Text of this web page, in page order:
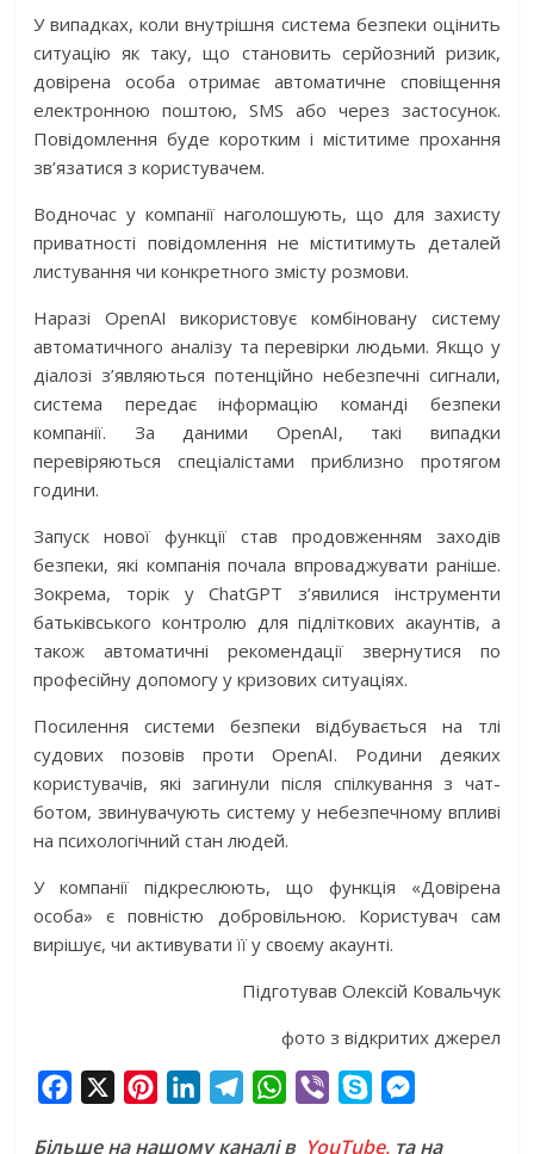
У випадках, коли внутрішня система безпеки оцінить
ситуацію як таку, що становить серйозний ризик,
довірена особа отримає автоматичне сповіщення
електронною поштою, SMS або через застосунок.
Повідомлення буде коротким і міститиме прохання
зв’язатися з користувачем.
Водночас у компанії наголошують, що для захисту
приватності повідомлення не міститимуть деталей
листування чи конкретного змісту розмови.
Наразі OpenAI використовує комбіновану систему
автоматичного аналізу та перевірки людьми. Якщо у
діалозі з’являються потенційно небезпечні сигнали,
система передає інформацію команді безпеки
компанії. За даними OpenAI, такі випадки
перевіряються спеціалістами приблизно протягом
години.
Запуск нової функції став продовженням заходів
безпеки, які компанія почала впроваджувати раніше.
Зокрема, торік у ChatGPT з’явилися інструменти
батьківського контролю для підліткових акаунтів, а
також автоматичні рекомендації звернутися по
професійну допомогу у кризових ситуаціях.
Посилення системи безпеки відбувається на тлі
судових позовів проти OpenAI. Родини деяких
користувачів, які загинули після спілкування з чат-
ботом, звинувачують систему у небезпечному впливі
на психологічний стан людей.
У компанії підкреслюють, що функція «Довірена
особа» є повністю добровільною. Користувач сам
вирішує, чи активувати її у своєму акаунті.
Підготував Олексій Ковальчук
фото з відкритих джерел
W
Більше на нашому каналі в YouTube, та на